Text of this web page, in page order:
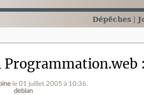
Dépêches
Programmation.web
le 01 juillet 2005 à 10:36.
debian